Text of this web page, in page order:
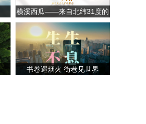
横溪西瓜——来自北纬31度的
甘甜
书卷遇烟火 街巷见世界